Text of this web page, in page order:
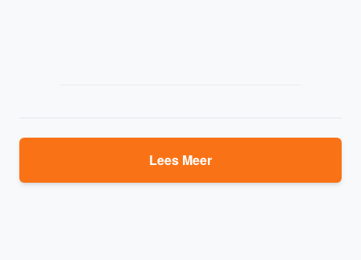
Lees Meer